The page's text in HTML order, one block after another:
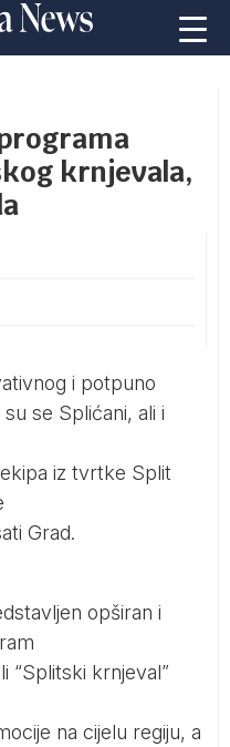
krnjevala,
i potpuno
se Splićani, ali i
iz tvrtke Split
Grad.
opširan i
“Splitski krnjeval”
na cijelu regiju, a